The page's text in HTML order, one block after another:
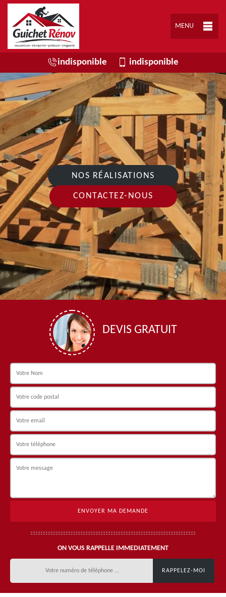
MENU
indisponible indisponible
NOS RÉALISATIONS
CONTACTEZ-NOUS
DEVIS GRATUIT
ON VOUS RAPPELLE IMMEDIATEMENT